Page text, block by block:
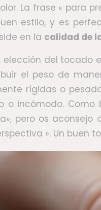
La frase « para
estilo, y es
en la calidad de
elección del tocado
el peso de
rígidas o
o incómodo.
pero os
». Un buen